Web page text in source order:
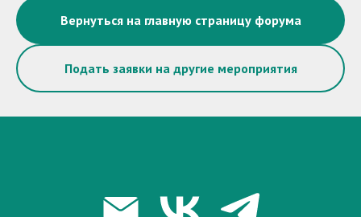
Вернуться на главную страницу форума
Подать заявки на другие мероприятия